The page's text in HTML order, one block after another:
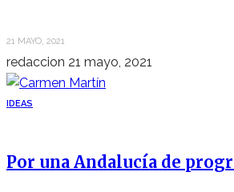
21 MAYO, 2021
redaccion 21 mayo, 2021
IDEAS
Por una Andalucía de